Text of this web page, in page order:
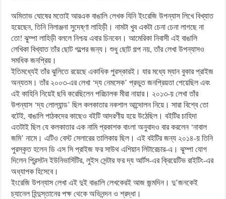
অমিতাভ ঘোষের মতোই আরএক বাঙালি লেখক যিনি ইংরেজি উপন্যাস লিখে বিখ্যাত
হয়েছেন, তিনি নিলাঞ্জনা সুদেষ্ণা লাহিড়ী। নামটা খুব একটা চেনা চেনা লাগছে না
তো! ঝুম্পা লাহিড়ী বললে নিশ্চয় এবার চিনবেন। আমেরিকা নিবাসী এই বাঙালি
লেখিকা বিখ্যাত তাঁর ছোট গল্পের জন্য। শুধু ছোট গল্প নয়, তাঁর লেখা উপন্যাসও
সমধিক জনপ্রিয়।
ইতিমধ্যেই তাঁর ঝুলিতে রয়েছে একাধিক পুরস্কারই। যার মধ্যে ম্যান বুকার প্রাইজ
অন্যতম। তাঁর ২০০৩-এর লেখা ‘দ্য নেমসেক’ প্রভুত জনপ্রিয়তা পেয়েছিল এবং
এই কাহিনি নিয়েই ছবি করেছিলেন পরিচালক মীরা নায়ার। ২০১৩-য় লেখা তাঁর
উপন্যাস ‘দ্য লোল্যান্ড’ ছিল কলকাতার নকশাল আন্দোলন নিয়ে। সারা বিশ্বে তো
বটেই, বাঙালি পাঠকদের কাছেও বইটি আদরণীয় হয়ে উঠেছিল। বইটির চাহিদা
এতটাই ছিল যে কলকাতার এক নামি প্রকাশক বাংলা অনুবাদও বার করলেন ‘নাবাল
জমি’ নামে। এটিও বেস্ট সেলারের তালিকায় ছিল। এই বইটির জন্য ২০১৪-য় তিনি
পুরস্কৃত হলেন ডি এস সি প্রাইজ ফর সাউথ এশিয়ান লিটারেচার-এ। ঝুম্পা যোগ
দিলেন প্রিন্সটন ইউনিভার্সিটির, লুইস সেন্টার ফর দ্য আর্টস-এর ক্রিয়েটিভ রাইটিং-এর
অধ্যাপক হিসেবে।
ইংরেজি উপন্যাস লেখা এই দুই বাঙালি লেখকেরই আজ জন্মদিন। দু’জনকেই
চ্যানেল হিন্দুস্তানের পক্ষ থেকে অভিনন্দন ও শ্রদ্ধা।